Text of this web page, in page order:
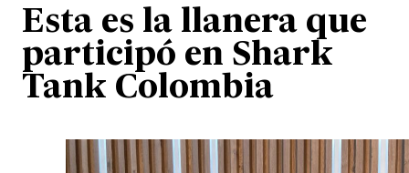
Esta es la llanera que
participó en Shark
Tank Colombia